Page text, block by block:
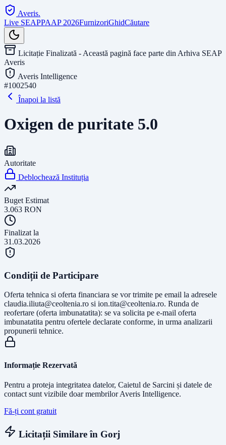
Averis.
Live SEAPPAAP 2026FurnizoriGhidCăutare
Licitație Finalizată - Această pagină face parte din Arhiva SEAP
Averis
Averis Intelligence
#1002540
Înapoi la listă
Oxigen de puritate 5.0
Autoritate
Deblochează Instituția
Buget Estimat
3.063 RON
Finalizat la
31.03.2026
Condiții de Participare
Oferta tehnica si oferta financiara se vor trimite pe email la adresele
claudia.iliuta@ceoltenia.ro si ion.tita@ceoltenia.ro. Runda de
reofertare (oferta imbunatatita): se va solicita pe e-mail oferta
imbunatatita pentru ofertele declarate conforme, in urma analizarii
propunerii tehnice.
Informație Rezervată
Pentru a proteja integritatea datelor, Caietul de Sarcini și datele de
contact sunt vizibile doar membrilor Averis Intelligence.
Fă-ți cont gratuit
Licitații Similare în Gorj